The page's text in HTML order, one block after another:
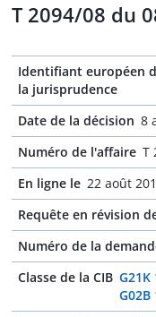
T 2094/08 du
Identifiant européen
la jurisprudence
Date de la décision 8
Numéro de l'affaire T
En ligne le 22 août
Requête en révision
Numéro de la
Classe de la CIB G21K
G02B